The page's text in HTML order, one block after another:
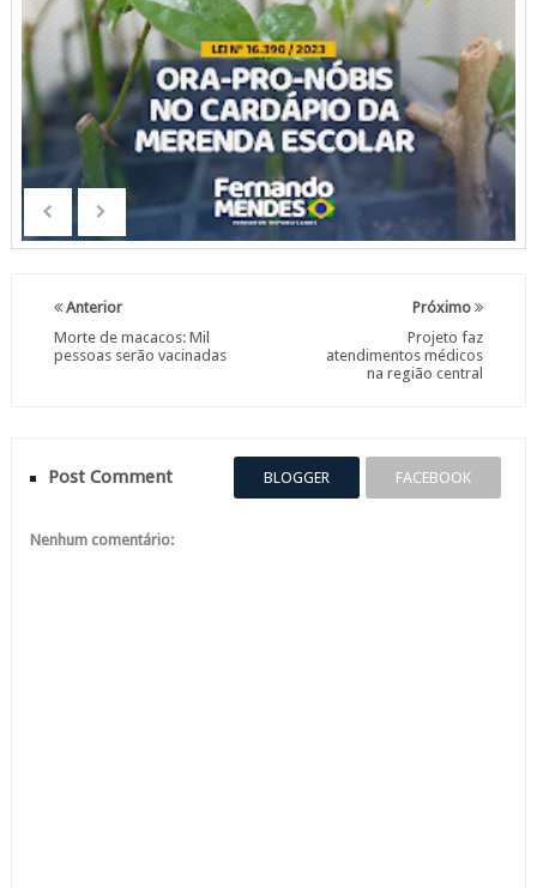
Próximo
Projeto faz
atendimentos médicos
na região central
Anterior
Morte de macacos: Mil
pessoas serão vacinadas
Post Comment BLOGGER FACEBOOK
Nenhum comentário: